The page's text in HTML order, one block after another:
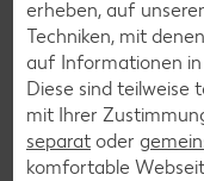
Geflügel-Rezepte
Lamm-Rezepte
Grill-Rezepte
Muffin-Rezepte
erheben, auf
Techniken, mit
auf Informationen
Diese sind teilweise
mit Ihrer
separat oder
komfortable